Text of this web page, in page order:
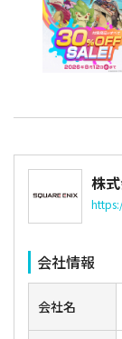
株
会社情報
会社名